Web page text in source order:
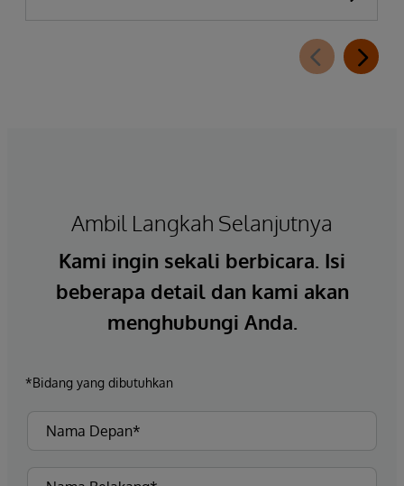
Ambil Langkah Selanjutnya
Kami ingin sekali berbicara. Isi
beberapa detail dan kami akan
menghubungi Anda.
*Bidang yang dibutuhkan